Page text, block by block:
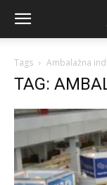
Tags Ambalažna
TAG: